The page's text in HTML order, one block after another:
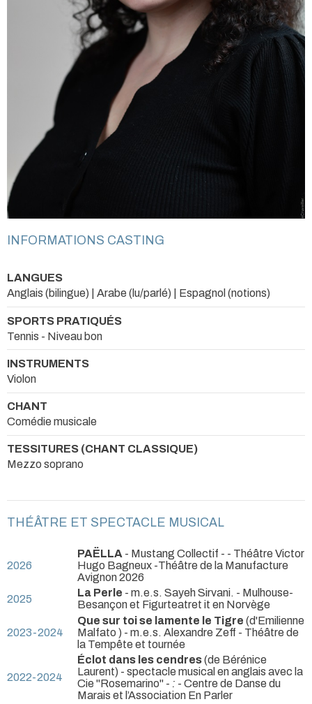
INFORMATIONS CASTING
LANGUES
Anglais (bilingue) | Arabe (lu/parlé) | Espagnol (notions)
SPORTS PRATIQUÉS
Tennis - Niveau bon
INSTRUMENTS
Violon
CHANT
Comédie musicale
TESSITURES (CHANT CLASSIQUE)
Mezzo soprano
THÉÂTRE ET SPECTACLE MUSICAL
2026
PAËLLA - Mustang Collectif - - Théâtre Victor
Hugo Bagneux -Théâtre de la Manufacture
Avignon 2026
2025
La Perle - m.e.s. Sayeh Sirvani. - Mulhouse-
Besançon et Figurteatret it en Norvège
2023-2024
Que sur toi se lamente le Tigre (d'Emilienne
Malfato ) - m.e.s. Alexandre Zeff - Théâtre de
la Tempête et tournée
2022-2024
Éclot dans les cendres(de Bérénice
Laurent) - spectacle musical en anglais avec la
Cie "Rosemarino" - : - Centre de Danse du
Marais et l’Association En Parler